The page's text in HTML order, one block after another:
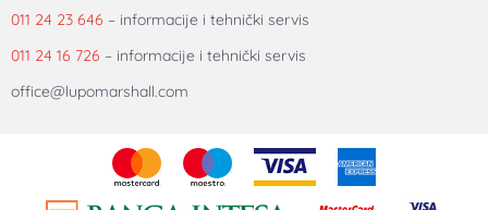
011 24 23 646 – informacije i tehnički servis
011 24 16 726 – informacije i tehnički servis
office@lupomarshall.com